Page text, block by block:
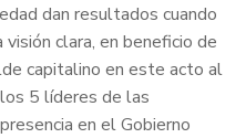
dan resultados cuando
clara, en beneficio de
capitalino en este acto al
5 líderes de las
en el Gobierno